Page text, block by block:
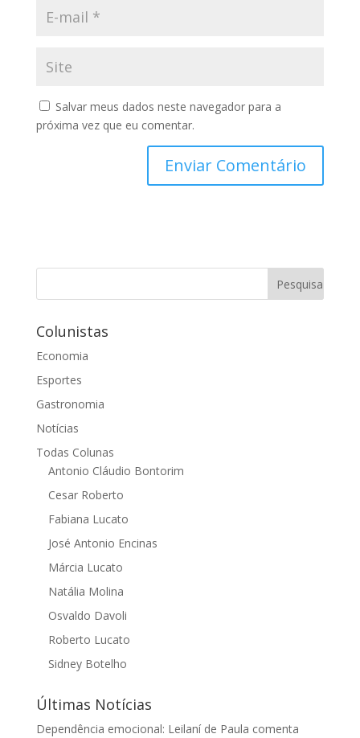
Salvar meus dados neste navegador para a
próxima vez que eu comentar.
Colunistas
Economia
Esportes
Gastronomia
Notícias
Todas Colunas
Antonio Cláudio Bontorim
Cesar Roberto
Fabiana Lucato
José Antonio Encinas
Márcia Lucato
Natália Molina
Osvaldo Davoli
Roberto Lucato
Sidney Botelho
Últimas Notícias
Dependência emocional: Leilaní de Paula comenta